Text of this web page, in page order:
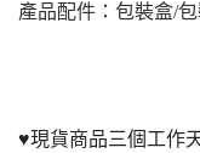
產品配件：包裝盒/
♥現貨商品三個工作